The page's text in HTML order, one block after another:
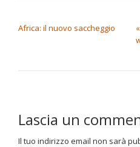
Africa: il nuovo saccheggio
Lascia un
Il tuo indirizzo email non sarà